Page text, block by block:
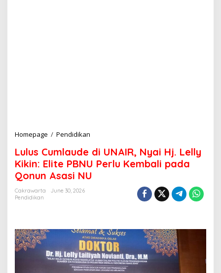
Homepage / Pendidikan
u
s
C
d
e
d
i
U
Lulus Cumlaude di UNAIR, Nyai Hj. Lelly
Kikin: Elite PBNU Perlu Kembali pada
Qonun Asasi NU
Cakrawarta
June 30, 2026
Pendidikan